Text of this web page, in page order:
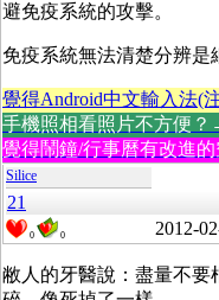
避免疫系統的攻擊。
免疫系統無法清楚分辨是
覺得Android中文輸入法(
手機照相看照片不方便？
覺得鬧鐘/行事曆有改進
Silice
21
0 0 2012-
敝人的牙醫說：盡量不要